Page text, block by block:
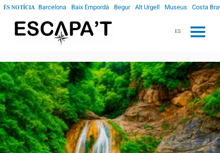
ÉS NOTÍCIA Barcelona Baix Empordà Begur Alt Urgell Museus Costa
ES